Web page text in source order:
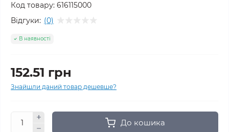
Код товару: 616115000
Відгуки: (0)
В наявності
152.51 грн
Знайшли даний товар дешевше?
До кошика